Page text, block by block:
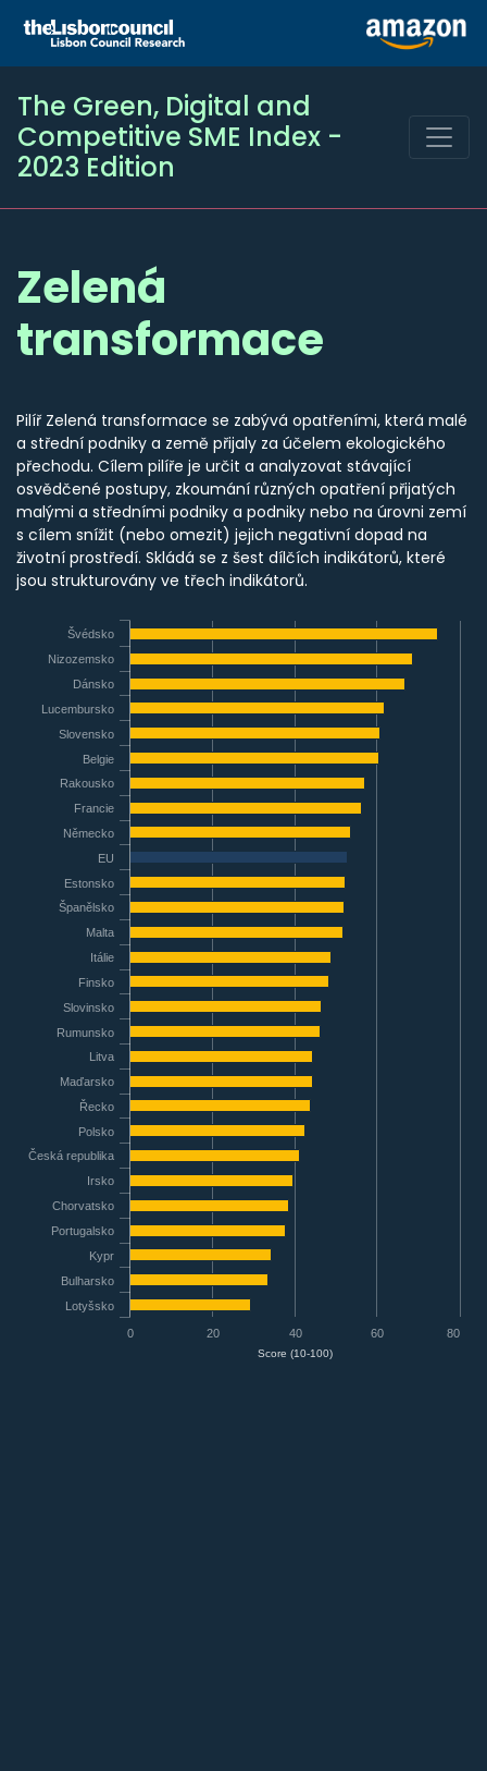
The Green, Digital and
Competitive SME Index -
2023 Edition
Zelená
transformace
Pilíř Zelená transformace se zabývá opatřeními, která malé
a střední podniky a země přijaly za účelem ekologického
přechodu. Cílem pilíře je určit a analyzovat stávající
osvědčené postupy, zkoumání různých opatření přijatých
malými a středními podniky a podniky nebo na úrovni zemí
s cílem snížit (nebo omezit) jejich negativní dopad na
životní prostředí. Skládá se z šest dílčích indikátorů, které
jsou strukturovány ve třech indikátorů.
Score (10-100)
Švédsko
Nizozemsko
Dánsko
Lucembursko
Slovensko
Belgie
Rakousko
Francie
Německo
EU
Estonsko
Španělsko
Malta
Itálie
Finsko
Slovinsko
Rumunsko
Litva
Maďarsko
Řecko
Polsko
Česká republika
Irsko
Chorvatsko
Portugalsko
Kypr
Bulharsko
Lotyšsko
0 20 40 60 80